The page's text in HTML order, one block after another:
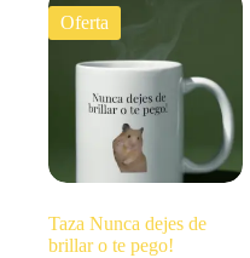
Oferta
Taza Nunca dejes de
brillar o te pego!